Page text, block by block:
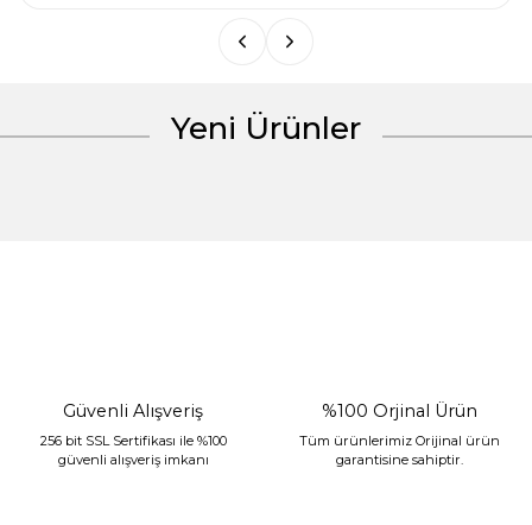
Yeni Ürünler
Güvenli Alışveriş
256 bit SSL Sertifikası ile %100
güvenli alışveriş imkanı
%100 Orjinal Ürün
Tüm ürünlerimiz Orijinal ürün
garantisine sahiptir.